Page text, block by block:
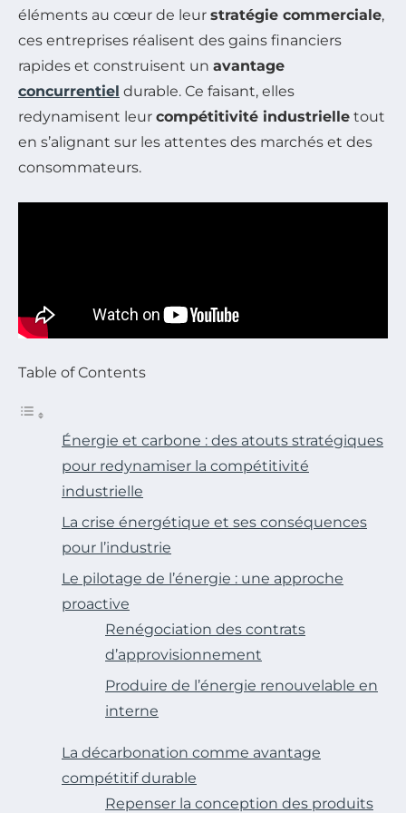
éléments au cœur de leur stratégie commerciale,
ces entreprises réalisent des gains financiers
rapides et construisent un avantage
concurrentiel durable. Ce faisant, elles
redynamisent leur compétitivité industrielle tout
en s’alignant sur les attentes des marchés et des
consommateurs.
Table of Contents
Énergie et carbone : des atouts stratégiques
pour redynamiser la compétitivité
industrielle
La crise énergétique et ses conséquences
pour l’industrie
Le pilotage de l’énergie : une approche
proactive
Renégociation des contrats
d’approvisionnement
Produire de l’énergie renouvelable en
interne
La décarbonation comme avantage
compétitif durable
Repenser la conception des produits